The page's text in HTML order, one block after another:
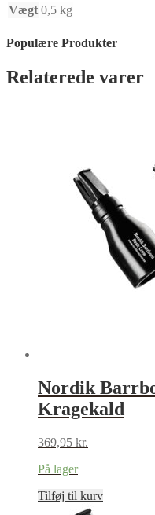
Vægt 0,5 kg
Populære Produkter
Relaterede varer
Nordik
Kragekald
369,95 kr.
På lager
Tilføj til kurv